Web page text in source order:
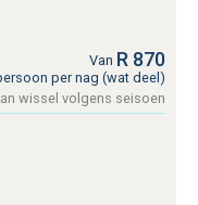
Van R 870
per nag (wat deel)
wissel volgens seisoen